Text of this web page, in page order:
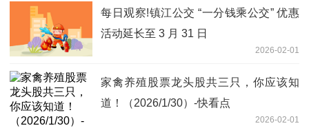
每日观察!镇江公交 “一分钱乘公交” 优惠
活动延长至 3 月 31 日
2026-02-01
家禽养殖股票龙头股共三只，你应该知
道！（2026/1/30）-快看点
2026-02-01